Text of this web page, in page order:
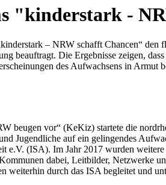
"kinderstark -
– NRW schafft Chancen“
beauftragt. Die Ergebnisse zeigen,
des Aufwachsens in Armut
beugen vor“ (KeKiz) startete die
Jugendliche auf ein gelingendes
e.V. (ISA). Im Jahr 2017 wurden
dabei, Leitbilder, Netzwerke
durch das ISA begleitet und